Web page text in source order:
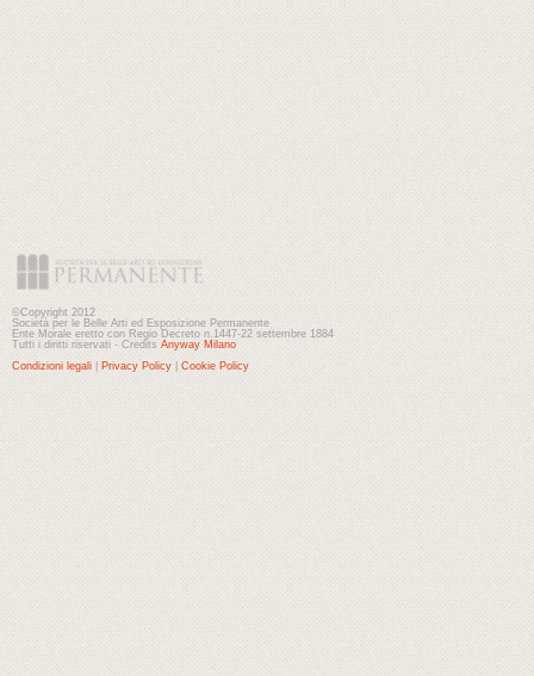
©Copyright 2012
Società per le Belle Arti ed Esposizione Permanente
Ente Morale eretto con Regio Decreto n.1447-22 settembre 1884
Tutti i diritti riservati - Credits Anyway Milano
Condizioni legali
Privacy Policy Cookie Policy